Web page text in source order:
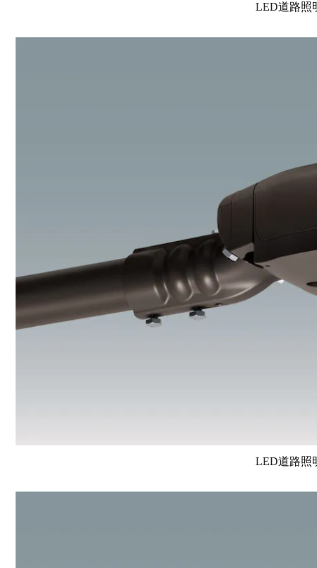
LED道路照
LED道路照